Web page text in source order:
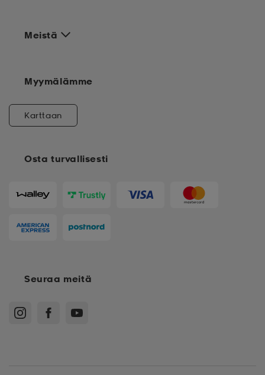
Meistä
Osta turvallisesti
Myymälämme
Karttaan
Seuraa meitä